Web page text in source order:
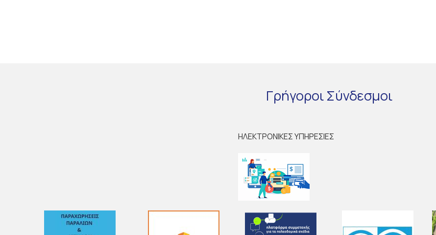
ΓρήγοροιΣύνδεσμοι
ΗΛΕΚΤΡΟΝΙΚΕΣ ΥΠΗΡΕΣΙΕΣ